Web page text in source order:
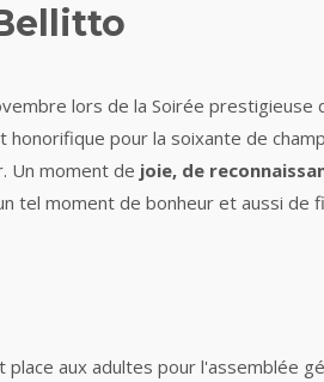
lors de la Soirée prestigieuse
pour la soixante de
Un moment de joie, de
tel moment de bonheur et aussi
aux adultes pour l'assemblée